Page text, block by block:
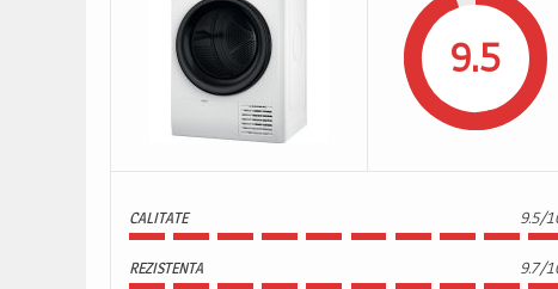
9.5
CALITATE 9.5/
REZISTENTA 9.7/